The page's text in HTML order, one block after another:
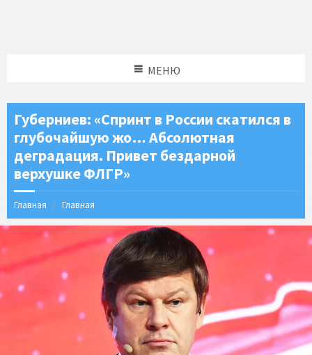
МЕНЮ
Губерниев: «Спринт в России скатился в
глубочайшую жо… Абсолютная
деградация. Привет бездарной
верхушке ФЛГР»
Главная Главная